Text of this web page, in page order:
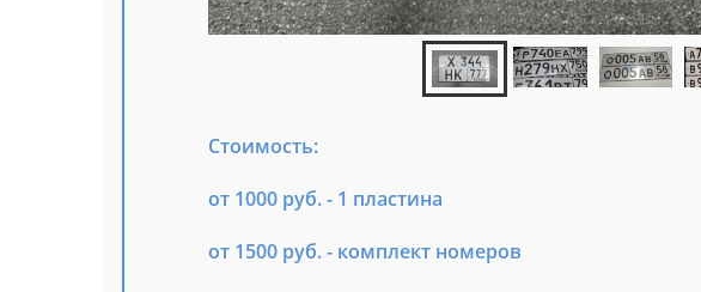
Стоимость:
от 1000 руб. - 1 пластина
от 1500 руб. - комплект номеров